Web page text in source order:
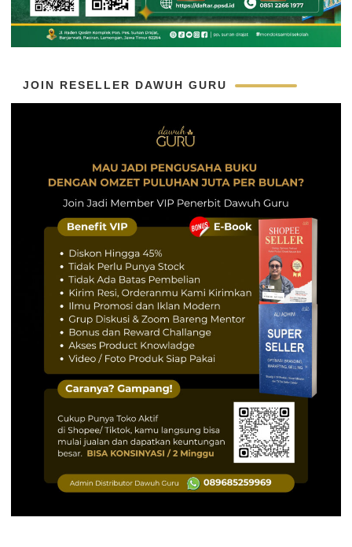
JOIN RESELLER DAWUH GURU